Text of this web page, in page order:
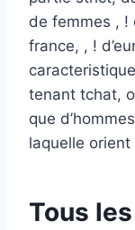
de femmes , !
france, , !
tenant tchat,
que
laquelle
Tous